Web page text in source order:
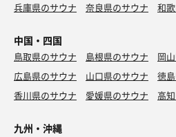
兵庫県のサウナ
奈良県のサウナ 和
中国・四国
鳥取県のサウナ 島根県のサウナ
岡
広島県のサウナ
山口県のサウナ
徳
香川県のサウナ
愛媛県のサウナ 高
九州・沖縄